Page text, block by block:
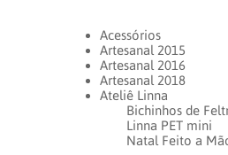
Acessórios
Artesanal 2015
Artesanal 2016
Artesanal 2018
Ateliê Linna
Bichinhos de
Linna PET mini
Natal Feito a